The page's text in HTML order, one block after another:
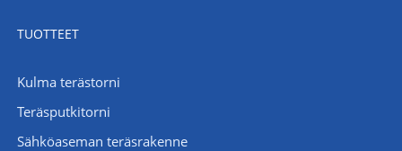
TUOTTEET
Kulma terästorni
Teräsputkitorni
Sähköaseman teräsrakenne